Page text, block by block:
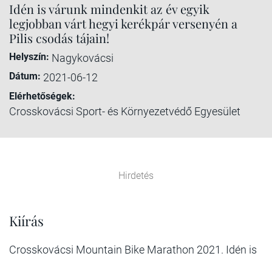
Idén is várunk mindenkit az év egyik
legjobban várt hegyi kerékpár versenyén a
Pilis csodás tájain!
Helyszín: Nagykovácsi
Dátum: 2021-06-12
Elérhetőségek:
Crosskovácsi Sport- és Környezetvédő Egyesület
Hirdetés
Kiírás
Crosskovácsi Mountain Bike Marathon 2021. Idén is